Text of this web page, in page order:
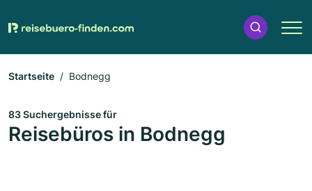
Startseite Bodnegg
83 Suchergebnisse für
Reisebüros in Bodnegg